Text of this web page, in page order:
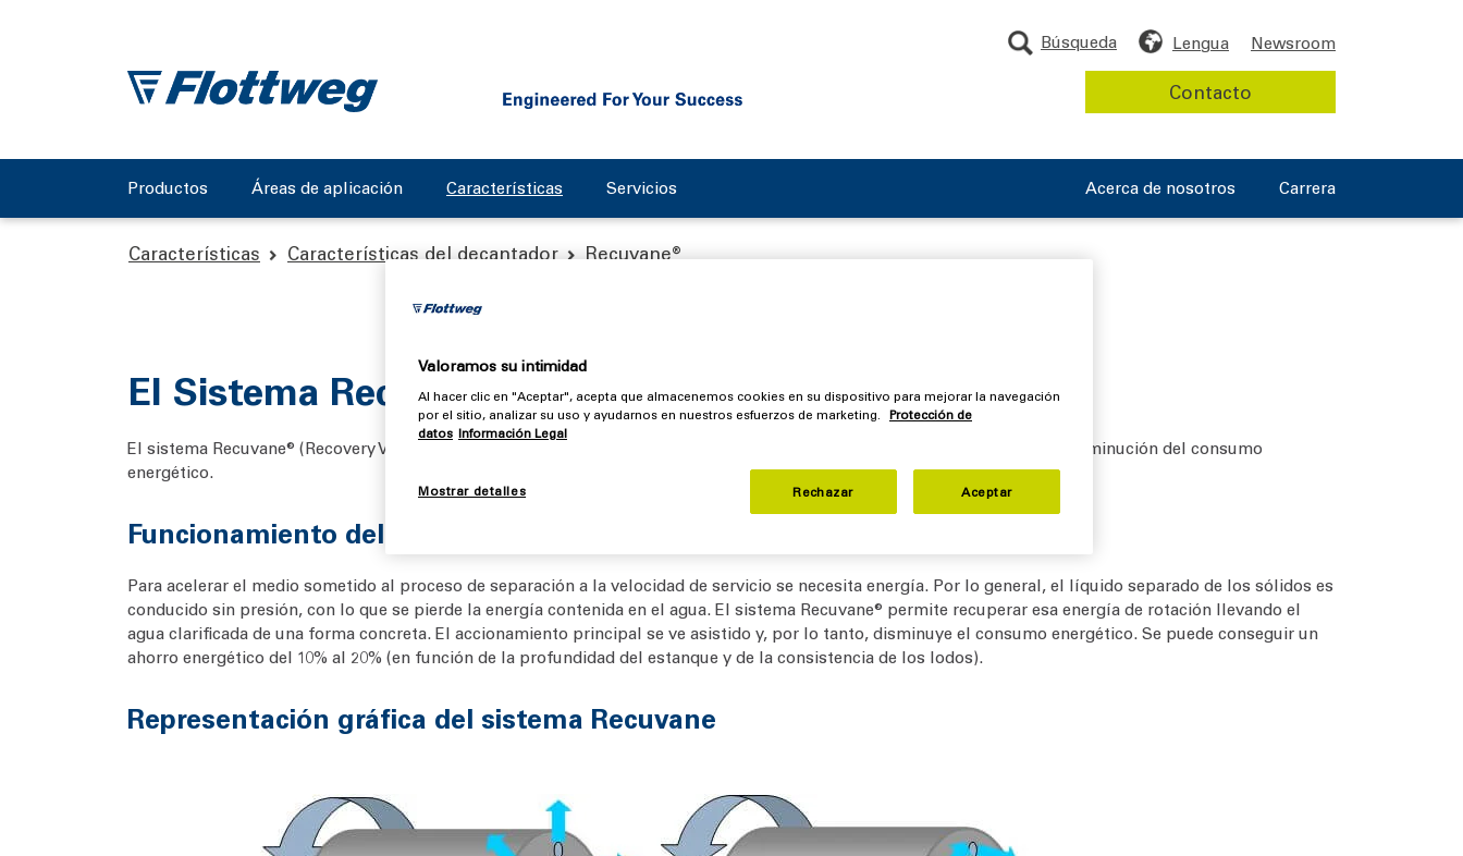
Productos Áreas de aplicación Características Servicios Carrera
Acerca de nosotros
Lengua Newsroom
Búsqueda
Contacto
Características Características del decantador Recuvane®
El Sistema Recuvane® Flottweg
El sistema Recuvane® (Recovery Vane) permite reducir los gastos de explotación del
mediante la disminución del consumo
energético.
Funcionamiento del Recuvane®
Para acelerar el medio sometido al proceso de separación a la velocidad de servicio se necesita energía. Por lo general, el líquido separado de los sólidos es
conducido sin presión, con lo que se pierde la energía contenida en el agua. El sistema Recuvane® permite recuperar esa energía de rotación llevando el
agua clarificada de una forma concreta. El accionamiento principal se ve asistido y, por lo tanto, disminuye el consumo energético. Se puede conseguir un
ahorro energético del 10% al 20% (en función de la profundidad del estanque y de la consistencia de los lodos).
Representación gráfica del sistema Recuvane
Valoramos su intimidad
Al hacer clic en "Aceptar", acepta que almacenemos cookies en su dispositivo para mejorar la navegación
por el sitio, analizar su uso y ayudarnos en nuestros esfuerzos de marketing. Protección de
datos Información Legal
Mostrar detalles Rechazar Aceptar